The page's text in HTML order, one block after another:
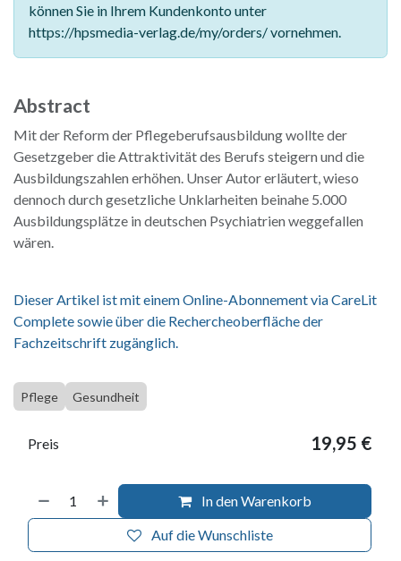
können Sie in Ihrem Kundenkonto unter
https://hpsmedia-verlag.de/my/orders/ vornehmen.
Abstract
Mit der Reform der Pflegeberufsausbildung wollte der
Gesetzgeber die Attraktivität des Berufs steigern und die
Ausbildungszahlen erhöhen. Unser Autor erläutert, wieso
dennoch durch gesetzliche Unklarheiten beinahe 5.000
Ausbildungsplätze in deutschen Psychiatrien weggefallen
wären.
Dieser Artikel ist mit einem Online-Abonnement via CareLit
Complete sowie über die Rechercheoberfläche der
Fachzeitschrift zugänglich.
Pflege Gesundheit
In den Warenkorb
Auf die Wunschliste
Preis 19,95 €